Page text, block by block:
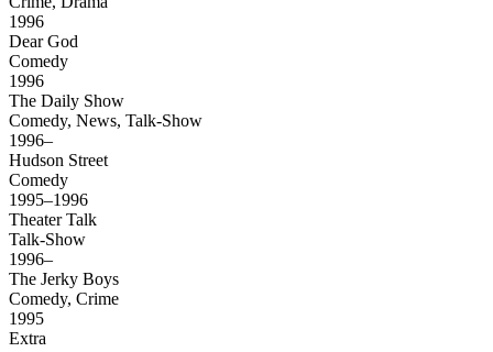
1996
Dear God
Comedy
1996
The Daily Show
Comedy, News, Talk-Show
1996–
Hudson Street
Comedy
1995–1996
Theater Talk
Talk-Show
1996–
The Jerky Boys
Comedy, Crime
1995
Extra